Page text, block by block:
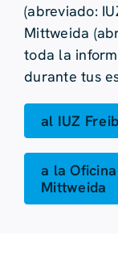
(abreviado:
Mittweida
toda la
durante tus
al IUZ
a la
Mittweida